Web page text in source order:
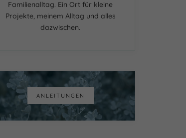
Familienalltag. Ein Ort für kleine
Projekte, meinem Alltag und alles
dazwischen.
ANLEITUNGEN